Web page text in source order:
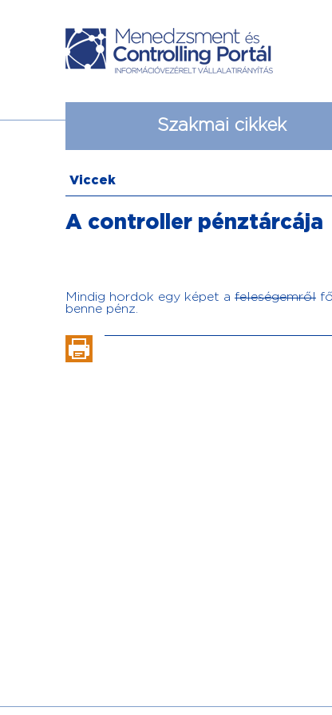
Szakmai cikkek
Viccek
A controller pénztárcája
Mindig hordok egy képet a feleségemről
benne pénz.